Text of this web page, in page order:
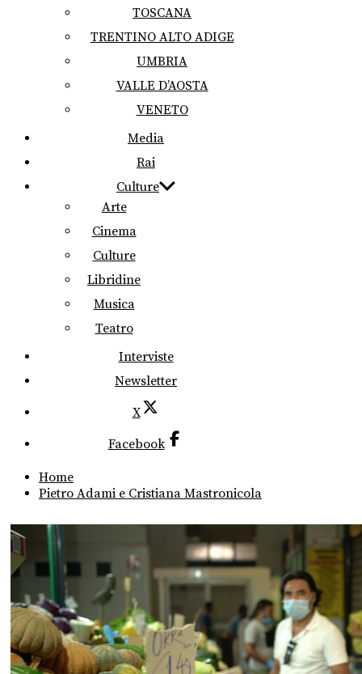
TOSCANA
TRENTINO ALTO ADIGE
UMBRIA
VALLE D’AOSTA
VENETO
Media
Rai
Culture
Arte
Cinema
Culture
Libridine
Musica
Teatro
Interviste
Newsletter
X
Facebook
Home
Pietro Adami e Cristiana Mastronicola